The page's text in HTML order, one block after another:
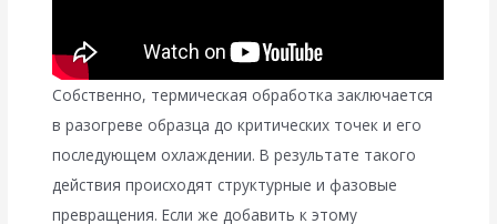
Собственно, термическая обработка заключается
в разогреве образца до критических точек и его
последующем охлаждении. В результате такого
действия происходят структурные и фазовые
превращения. Если же добавить к этому